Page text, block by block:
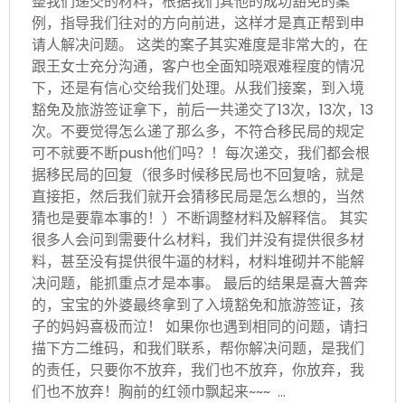
例，指导我们往对的方向前进，这样才是真正帮到申
请人解决问题。 这类的案子其实难度是非常大的，在
跟王女士充分沟通，客户也全面知晓艰难程度的情况
下，还是有信心交给我们处理。从我们接案，到入境
豁免及旅游签证拿下，前后一共递交了13次，13次，13
次。不要觉得怎么递了那么多，不符合移民局的规定
可不就要不断push他们吗？！每次递交，我们都会根
据移民局的回复（很多时候移民局也不回复啥，就是
直接拒，然后我们就开会猜移民局是怎么想的，当然
猜也是要靠本事的！）不断调整材料及解释信。 其实
很多人会问到需要什么材料，我们并没有提供很多材
料，甚至没有提供很牛逼的材料，材料堆砌并不能解
决问题，能抓重点才是本事。 最后的结果是喜大普奔
的，宝宝的外婆最终拿到了入境豁免和旅游签证，孩
子的妈妈喜极而泣！ 如果你也遇到相同的问题，请扫
描下方二维码，和我们联系，帮你解决问题，是我们
的责任，只要你不放弃，我们也不放弃，你放弃，我
们也不放弃！胸前的红领巾飘起来~~~ …